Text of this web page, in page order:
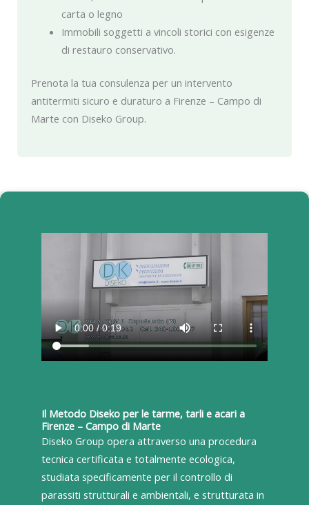
carta o legno
Immobili soggetti a vincoli storici con esigenze
di restauro conservativo.
Prenota la tua consulenza per un intervento
antitermiti sicuro e duraturo a Firenze – Campo di
Marte con Diseko Group.
Il Metodo Diseko per le tarme, tarli e acari a
Firenze – Campo di Marte
Diseko Group opera attraverso una procedura
tecnica certificata e totalmente ecologica,
studiata specificamente per il controllo di
parassiti strutturali e ambientali, e strutturata in